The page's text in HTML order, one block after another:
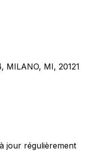
MILANO, MI, 20121
jour régulièrement